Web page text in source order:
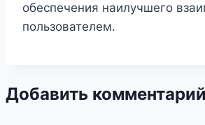
обеспечения наилучшего
пользователем.
Добавить комментарий